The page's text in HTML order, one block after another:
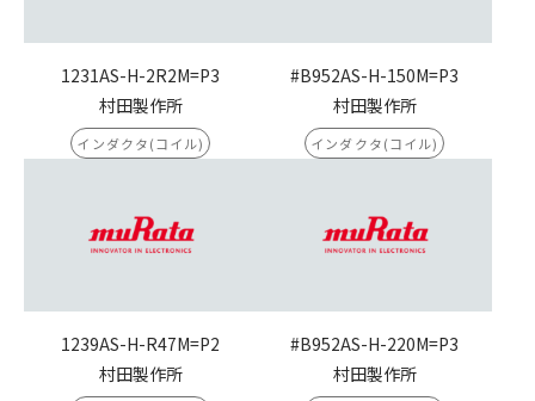
1231AS-H-2R2M=P3
村田製作所
インダクタ(コイル)
#B952AS-H-150M=P3
村田製作所
インダクタ(コイル)
1239AS-H-R47M=P2
村田製作所
#B952AS-H-220M=P3
村田製作所